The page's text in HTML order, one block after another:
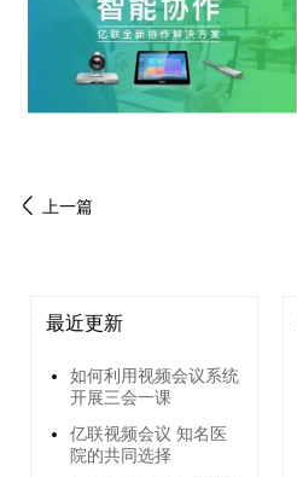
上一篇
最近更新
如何利用视频会议系统
开展三会一课
亿联视频会议 知名医
院的共同选择